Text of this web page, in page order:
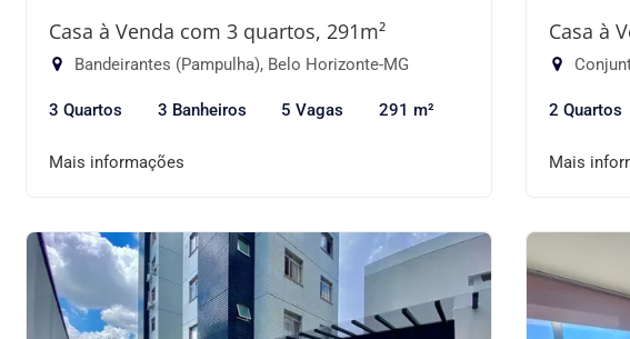
Casa à Venda com 3 quartos, 291m²
Bandeirantes (Pampulha), Belo Horizonte-MG
3 Quartos 3 Banheiros 5 Vagas 291 m²
Mais informações
Casa à
2 Quartos
Mais